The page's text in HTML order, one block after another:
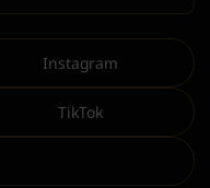
Instagram
TikTok